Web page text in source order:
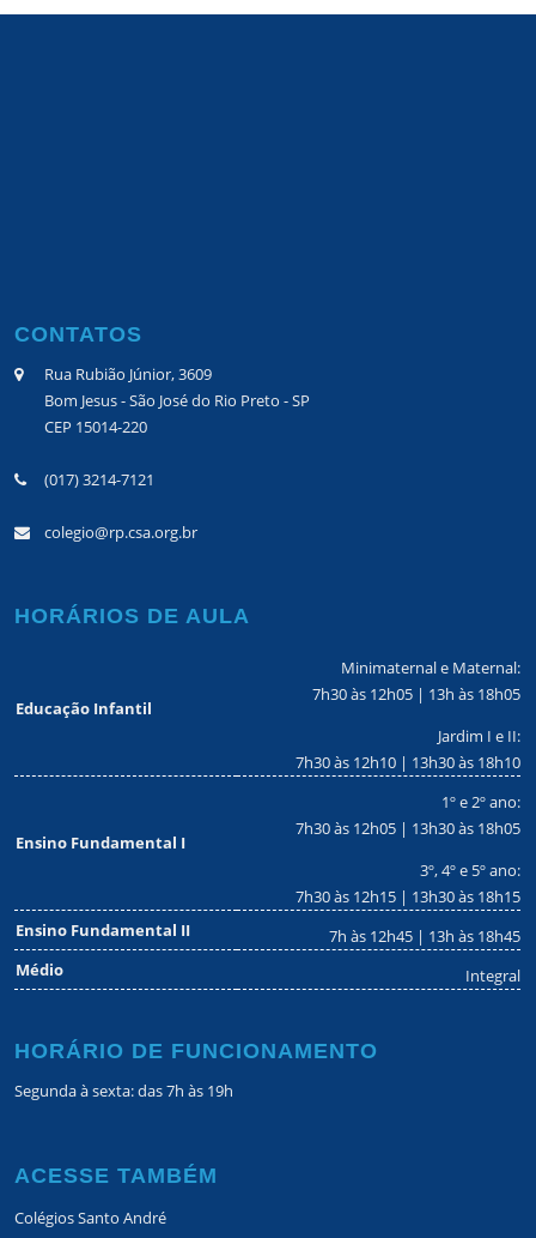
CONTATOS
Rua Rubião Júnior, 3609
Bom Jesus - São José do Rio Preto - SP
CEP 15014-220
(017) 3214-7121
colegio@rp.csa.org.br
HORÁRIOS DE AULA
Educação Infantil
Minimaternal e Maternal:
7h30 às 12h05 | 13h às 18h05
Jardim I e II:
7h30 às 12h10 | 13h30 às 18h10
Ensino Fundamental I
1º e 2º ano:
7h30 às 12h05 | 13h30 às 18h05
3º, 4º e 5º ano:
7h30 às 12h15 | 13h30 às 18h15
Ensino Fundamental II
7h às 12h45 | 13h às 18h45
Médio
Integral
HORÁRIO DE FUNCIONAMENTO
Segunda à sexta: das 7h às 19h
ACESSE TAMBÉM
Colégios Santo André